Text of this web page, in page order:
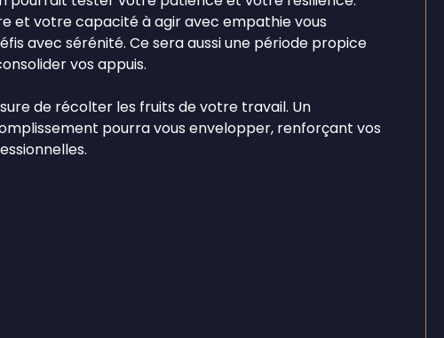
et votre capacité à agir avec empathie vous
avec sérénité. Ce sera aussi une période propice
vos appuis.
de récolter les fruits de votre travail. Un
pourra vous envelopper, renforçant vos